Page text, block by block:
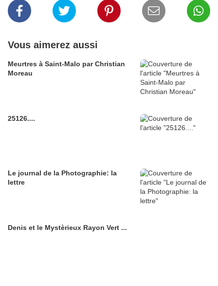
Vous aimerez aussi
Meurtres à Saint-Malo par Christian
Moreau
25126....
Le journal de la Photographie: la
lettre
Denis et le Mystèrieux Rayon Vert ...